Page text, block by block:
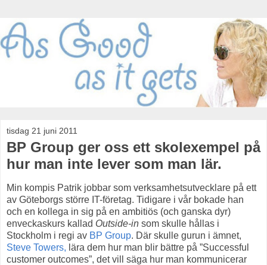
tisdag 21 juni 2011
BP Group ger oss ett skolexempel på
hur man inte lever som man lär.
Min kompis Patrik jobbar som verksamhetsutvecklare på ett
av Göteborgs större IT-företag. Tidigare i vår bokade han
och en kollega in sig på en ambitiös (och ganska dyr)
enveckaskurs kallad Outside-in som skulle hållas i
Stockholm i regi av BP Group. Där skulle gurun i ämnet,
Steve Towers, lära dem hur man blir bättre på ”Successful
customer outcomes”, det vill säga hur man kommunicerar